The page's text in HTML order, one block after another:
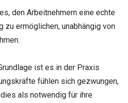
den Arbeitnehmern eine echte
ermöglichen, unabhängig von
ist es in der Praxis
fühlen sich gezwungen,
als notwendig für ihre